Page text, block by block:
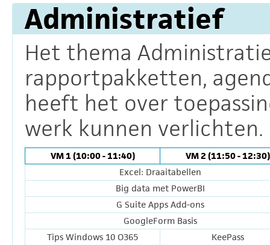
Administratief
Het thema
rapportpakketten,
heeft het over
werk kunnen verlichten.
VM 1 (10:00 - 11:40)
VM 2 (11:50 - 12:30)
Excel: Draaitabellen
Big data met PowerBI
G Suite Apps Add-ons
GoogleForm Basis
Tips Windows 10 O365
KeePass